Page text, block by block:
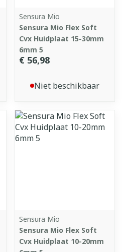
Sensura Mio
Sensura Mio Flex Soft
Cvx Huidplaat 15-30mm
6mm 5
€ 56,98
Niet beschikbaar
Sensura Mio
Sensura Mio Flex Soft
Cvx Huidplaat 10-20mm